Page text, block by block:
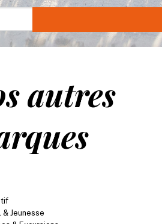
autres
& Jeunesse